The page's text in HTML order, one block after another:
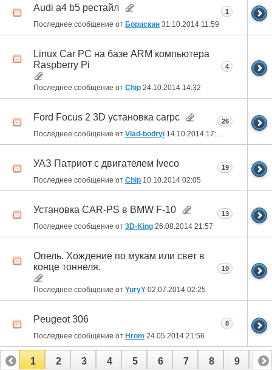
Audi a4 b5 рестайл
Последнее сообщение от Борискин 31.10.2014 11:59
1
Linux Car PC на базе ARM компьютера
Raspberry Pi
Последнее сообщение от Chip 24.10.2014 14:32
4
Ford Focus 2 3D установка carpc
Последнее сообщение от Vlad-bodryi 14.10.2014 17:44
26
УАЗ Патриот с двигателем Iveco
Последнее сообщение от Chip 10.10.2014 02:05
19
Установка CAR-PS в BMW F-10
Последнее сообщение от 3D-King 26.08.2014 21:57
13
Опель. Хождение по мукам или свет в
конце тоннеля.
Последнее сообщение от YuryY 02.07.2014 02:25
10
Peugeot 306
Последнее сообщение от Hrom 24.05.2014 21:56
8
1 2 3 4 5 6 7 8 9 10